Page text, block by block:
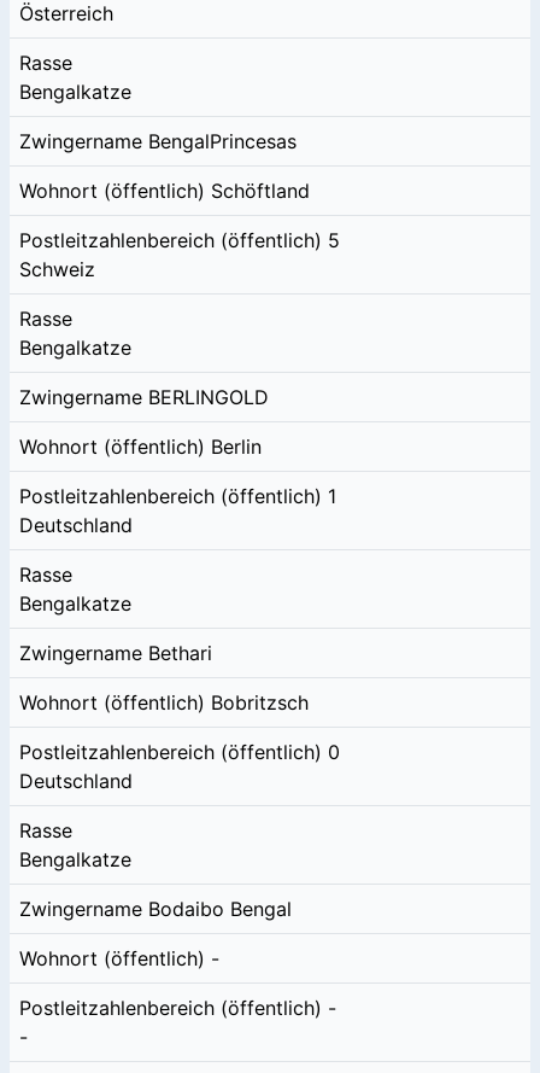
Österreich
Rasse
Bengalkatze
Zwingername BengalPrincesas
Wohnort (öffentlich) Schöftland
Postleitzahlenbereich (öffentlich) 5
Schweiz
Rasse
Bengalkatze
Zwingername BERLINGOLD
Wohnort (öffentlich) Berlin
Postleitzahlenbereich (öffentlich) 1
Deutschland
Rasse
Bengalkatze
Zwingername Bethari
Wohnort (öffentlich) Bobritzsch
Postleitzahlenbereich (öffentlich) 0
Deutschland
Rasse
Bengalkatze
Zwingername Bodaibo Bengal
Wohnort (öffentlich) -
Postleitzahlenbereich (öffentlich) -
-